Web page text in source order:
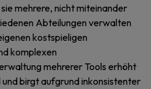
mehrere, nicht miteinander
Abteilungen verwalten
kostspieligen
komplexen
mehrerer Tools erhöht
birgt aufgrund inkonsistenter